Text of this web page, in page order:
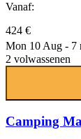
Vanaf:
424 €
Mon 10 Aug - 7
2 volwassenen
Camping